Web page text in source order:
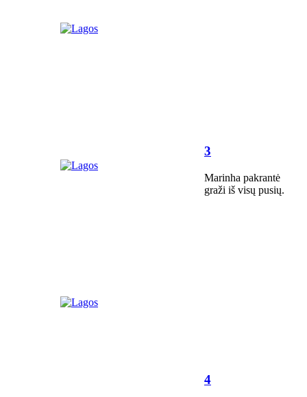
3
Marinha pakrantė
graži iš visų pusių.
4